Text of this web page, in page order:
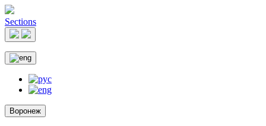
Sections
Воронеж